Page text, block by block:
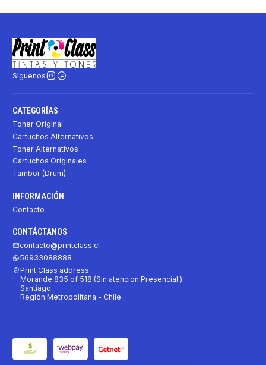
Síguenos
CATEGORÍAS
Toner Original
Cartuchos Alternativos
Toner Alternativos
Cartuchos Originales
Tambor (Drum)
INFORMACIÓN
Contacto
CONTÁCTANOS
contacto@printclass.cl
56933088888
Print Class address
Morande 835 of 518 (Sin atencion Presencial )
Santiago
Región Metropolitana - Chile